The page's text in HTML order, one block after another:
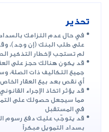
تحذير
في حال عدم التزامك
على طلب البنك (إن وجد)،
لم تستجب لإخطار التذكير
قد يكون هنالك حجز على
جميع التكاليف ذات الصلة،
أي نقص بعد بيع العقار
قد يؤثر اتخاذ الإجراء
مما سيجعل حصولك على
في المستقبل
قد يتوجّب عليك دفع رسوم
بسداد التمويل مبكراً